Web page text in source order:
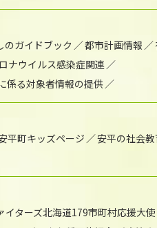
のガイドブック 都市計画情報
ナウイルス感染症関連
係る対象者情報の提供
平町キッズページ 安平の社会教
イターズ北海道179市町村応援大使